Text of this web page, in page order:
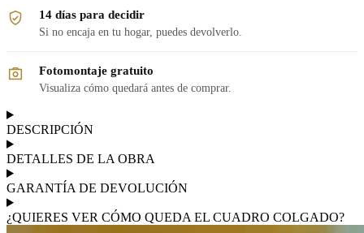
14 días para decidir
Si no encaja en tu hogar, puedes devolverlo.
Fotomontaje gratuito
Visualiza cómo quedará antes de comprar.
DESCRIPCIÓN
DETALLES DE LA OBRA
GARANTÍA DE DEVOLUCIÓN
¿QUIERES VER CÓMO QUEDA EL CUADRO COLGADO?